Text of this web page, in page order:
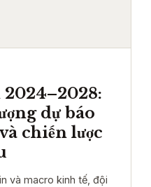
dự báo
chiến lược
và macro kinh tế, đội